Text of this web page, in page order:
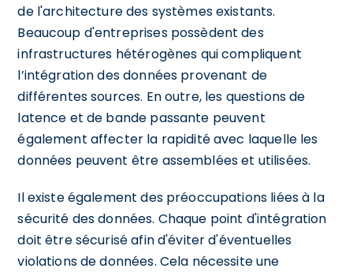
de l'architecture des systèmes existants.
Beaucoup d'entreprises possèdent des
infrastructures hétérogènes qui compliquent
l’intégration des données provenant de
différentes sources. En outre, les questions de
latence et de bande passante peuvent
également affecter la rapidité avec laquelle les
données peuvent être assemblées et utilisées.
Il existe également des préoccupations liées à la
sécurité des données. Chaque point d'intégration
doit être sécurisé afin d'éviter d'éventuelles
violations de données. Cela nécessite une